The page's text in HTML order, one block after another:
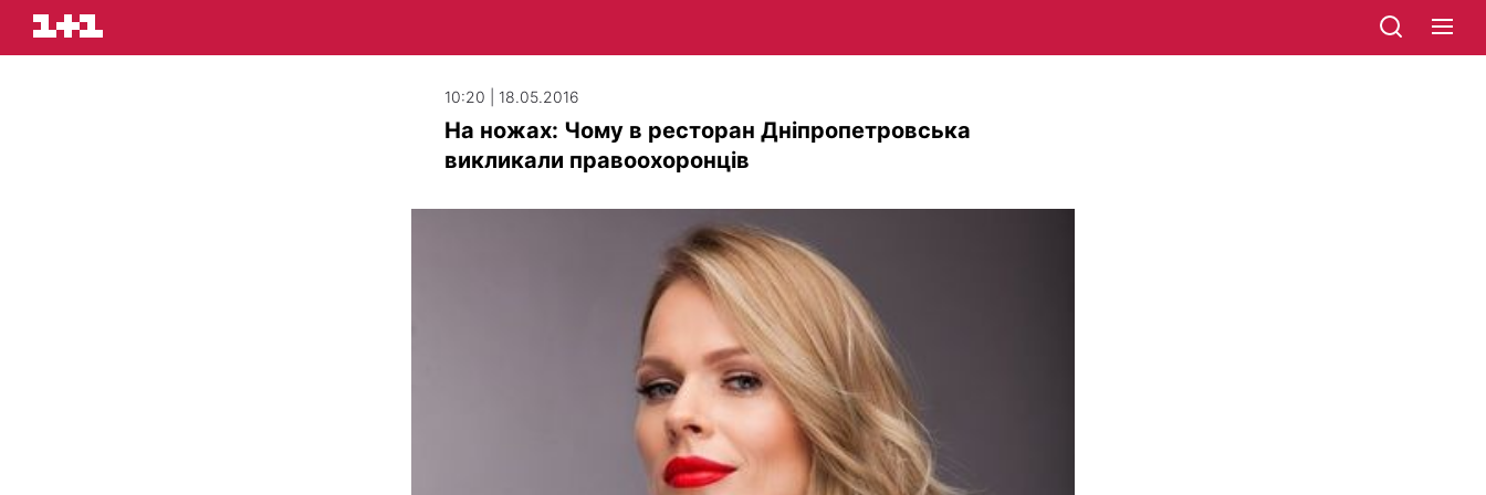
10:20 | 18.05.2016
На ножах: Чому в ресторан Дніпропетровська
викликали правоохоронців